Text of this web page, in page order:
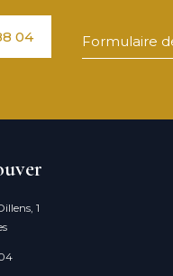
04 Formulaire
1